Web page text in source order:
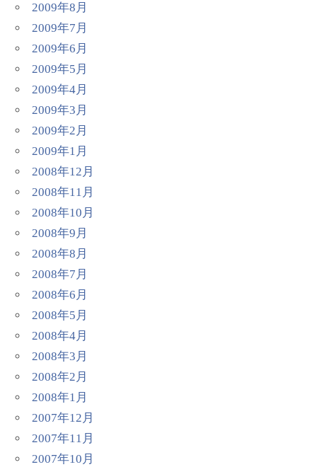
2009年8月
2009年7月
2009年6月
2009年5月
2009年4月
2009年3月
2009年2月
2009年1月
2008年12月
2008年11月
2008年10月
2008年9月
2008年8月
2008年7月
2008年6月
2008年5月
2008年4月
2008年3月
2008年2月
2008年1月
2007年12月
2007年11月
2007年10月